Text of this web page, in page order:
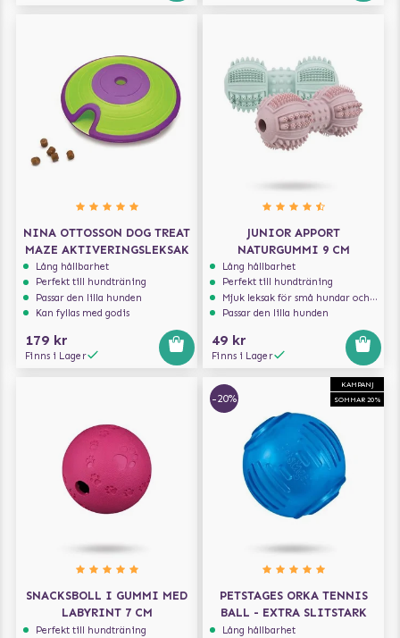
NINA OTTOSSON DOG TREAT
MAZE AKTIVERINGSLEKSAK
Lång hållbarhet
Perfekt till hundträning
Passar den lilla hunden
Kan fyllas med godis
179 kr
Finns i Lager
JUNIOR APPORT
NATURGUMMI 9 CM
Lång hållbarhet
Perfekt till hundträning
Mjuk leksak för små hundar och valpar.
Passar den lilla hunden
49 kr
Finns i Lager
SNACKSBOLL I GUMMI MED
LABYRINT 7 CM
Perfekt till hundträning
KAMPANJ
SOMMAR 20%
-20%
PETSTAGES ORKA TENNIS
BALL - EXTRA SLITSTARK
Lång hållbarhet